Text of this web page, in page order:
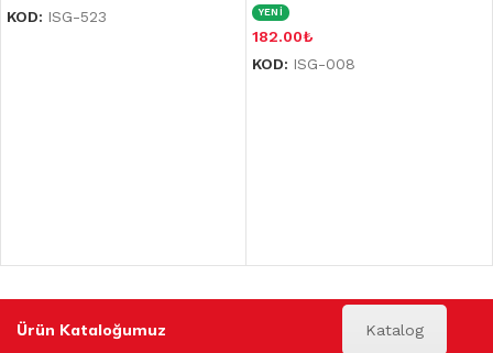
KOD: ISG-523 YENİ
182.00₺
KOD: ISG-008
Ürün Kataloğumuz Katalog